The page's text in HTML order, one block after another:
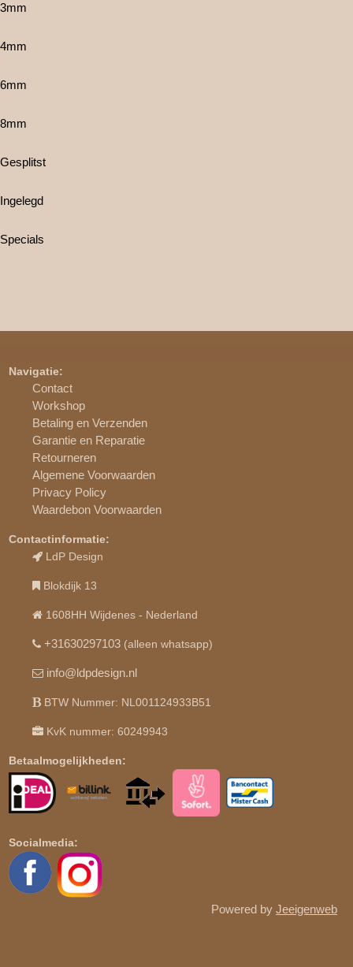
3mm
4mm
6mm
8mm
Gesplitst
Ingelegd
Specials
Navigatie:
Contact
Workshop
Betaling en Verzenden
Garantie en Reparatie
Retourneren
Algemene Voorwaarden
Privacy Policy
Waardebon Voorwaarden
Contactinformatie:
LdP Design
Blokdijk 13
1608HH Wijdenes - Nederland
+31630297103 (alleen whatsapp)
info@ldpdesign.nl
BTW Nummer: NL001124933B51
KvK nummer: 60249943
Betaalmogelijkheden:
Socialmedia:
Powered by Jeeigenweb